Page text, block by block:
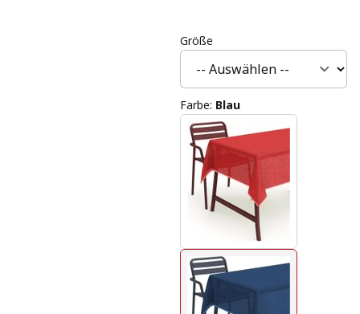
Größe
Farbe: Blau